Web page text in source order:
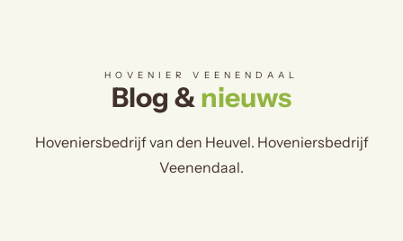
HOVENIER VEENENDAAL
Blog &nieuws
Hoveniersbedrijf van den Heuvel. Hoveniersbedrijf
Veenendaal.